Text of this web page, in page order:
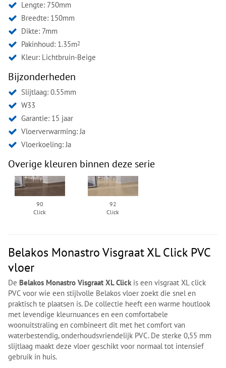
Lengte: 750mm
Breedte: 150mm
Dikte: 7mm
Pakinhoud: 1.35m2
Kleur: Lichtbruin-Beige
Bijzonderheden
Slijtlaag: 0.55mm
W33
Garantie: 15 jaar
Vloerverwarming: Ja
Vloerkoeling: Ja
Overige kleuren binnen deze serie
90
Click
92
Click
Belakos Monastro Visgraat XL Click PVC
vloer
De Belakos Monastro Visgraat XL Click is een visgraat XL click
PVC voor wie een stijlvolle Belakos vloer zoekt die snel en
praktisch te plaatsen is. De collectie heeft een warme houtlook
met levendige kleurnuances en een comfortabele
woonuitstraling en combineert dit met het comfort van
waterbestendig, onderhoudsvriendelijk PVC. De sterke 0,55 mm
slijtlaag maakt deze vloer geschikt voor normaal tot intensief
gebruik in huis.